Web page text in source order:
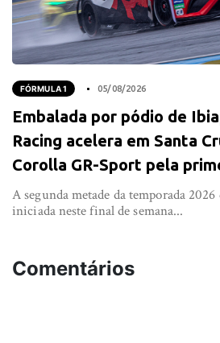
FÓRMULA 1 05/08/2026
Embalada por pódio de
Racing acelera em Santa
Corolla GR-Sport pela
A segunda metade da temporada 2026
iniciada neste final de semana...
Comentários